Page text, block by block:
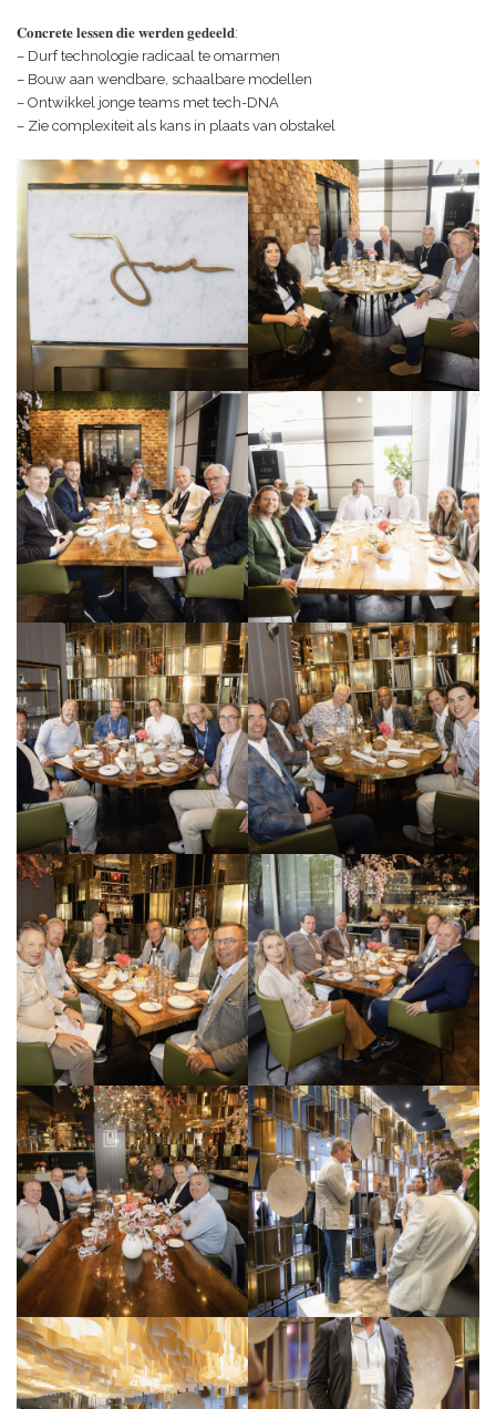
𝐂𝐨𝐧𝐜𝐫𝐞𝐭𝐞 𝐥𝐞𝐬𝐬𝐞𝐧 𝐝𝐢𝐞 𝐰𝐞𝐫𝐝𝐞𝐧 𝐠𝐞𝐝𝐞𝐞𝐥𝐝:
– Durf technologie radicaal te omarmen
– Bouw aan wendbare, schaalbare modellen
– Ontwikkel jonge teams met tech-DNA
– Zie complexiteit als kans in plaats van obstakel